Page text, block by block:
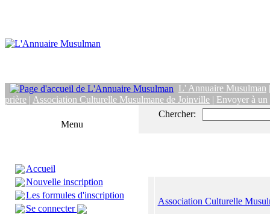
L' Annuaire Musulman
prière | Association Culturelle Musulmane de Joinville | Envoyer à un
Menu
Accueil
Nouvelle inscription
Les formules d'inscription
Se connecter
Chercher:
Association Culturelle